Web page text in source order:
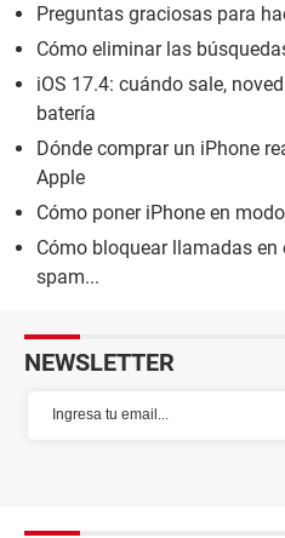
Preguntas graciosas para
Cómo eliminar las
iOS 17.4: cuándo sale,
batería
Dónde comprar un iPhone
Apple
Cómo poner iPhone en
Cómo bloquear llamadas
spam...
NEWSLETTER